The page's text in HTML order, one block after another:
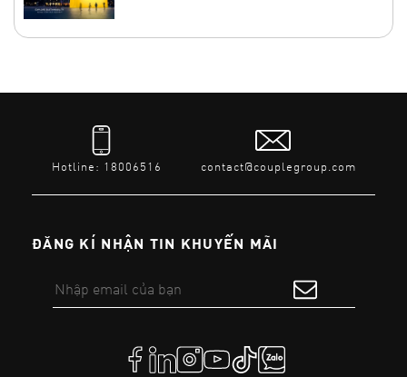
Hotline: 18006516 contact@couplegroup.com
ĐĂNG KÍ NHẬN TIN KHUYẾN MÃI